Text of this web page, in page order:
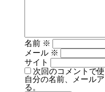
名前 ※
メール ※
サイト
次回のコメントで
自分の名前、メール
る。